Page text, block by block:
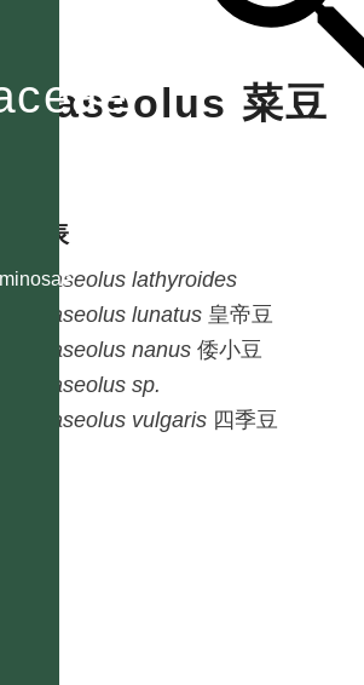
屬
屬
菜豆
種列表
Phaseolus lathyroides
Phaseolus lunatus 皇帝豆
Phaseolus nanus 倭小豆
Phaseolus sp.
Phaseolus vulgaris 四季豆